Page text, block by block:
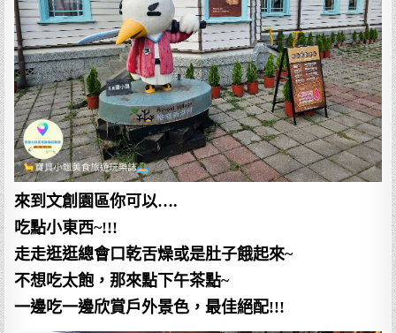
來到文創園區你可以….
吃點小東西~!!!
走走逛逛總會口乾舌燥或是肚子餓起來~
不想吃太飽，那來點下午茶點~
一邊吃一邊欣賞戶外景色，最佳絕配!!!